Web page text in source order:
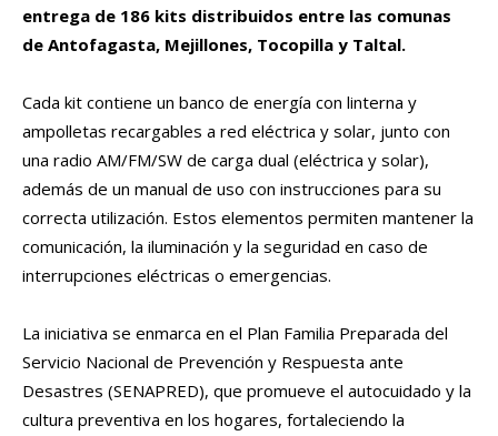
entrega de 186 kits distribuidos entre las comunas
de Antofagasta, Mejillones, Tocopilla y Taltal.
Cada kit contiene un banco de energía con linterna y
ampolletas recargables a red eléctrica y solar, junto con
una radio AM/FM/SW de carga dual (eléctrica y solar),
además de un manual de uso con instrucciones para su
correcta utilización. Estos elementos permiten mantener la
comunicación, la iluminación y la seguridad en caso de
interrupciones eléctricas o emergencias.
La iniciativa se enmarca en el Plan Familia Preparada del
Servicio Nacional de Prevención y Respuesta ante
Desastres (SENAPRED), que promueve el autocuidado y la
cultura preventiva en los hogares, fortaleciendo la